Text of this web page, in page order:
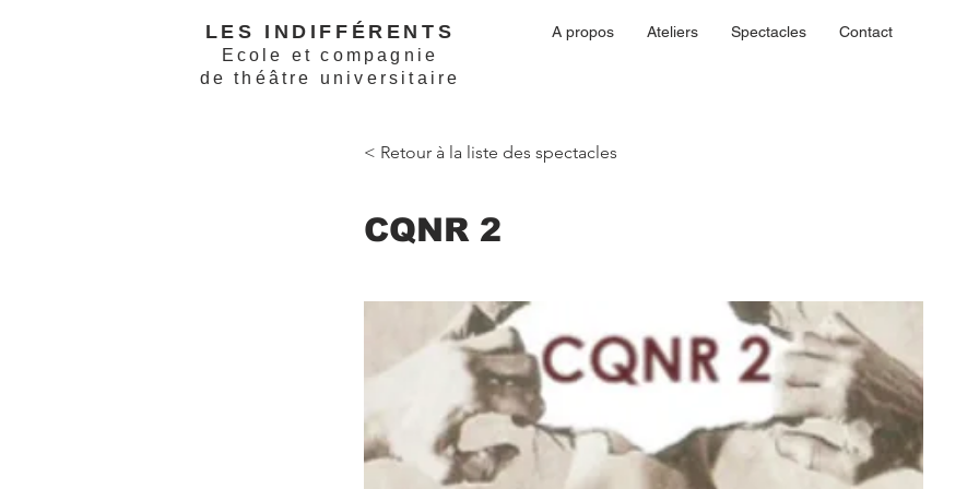
LES INDIFFÉRENTS
Ecole et compagnie
de théâtre universitaire
A propos Ateliers Spectacles Contact
< Retour à la liste des spectacles
CQNR 2